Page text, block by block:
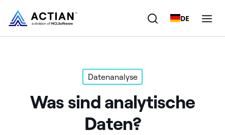
DE
Kunden
Datenanalyse
Was sind analytische
Daten?